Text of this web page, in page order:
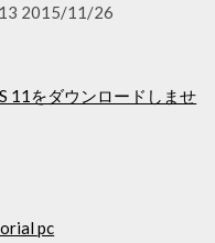
2015/11/26
11をダウンロードしませ
pc